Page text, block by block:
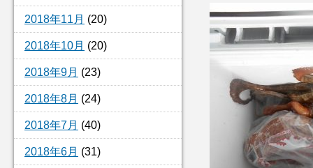
2018年11月 (20)
2018年10月 (20)
2018年9月 (23)
2018年8月 (24)
2018年7月 (40)
2018年6月 (31)